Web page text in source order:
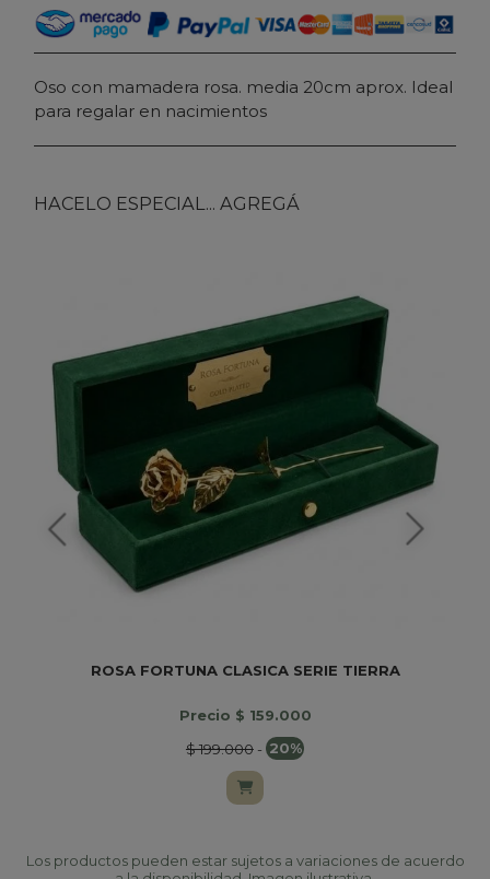
Oso con mamadera rosa. media 20cm aprox. Ideal
para regalar en nacimientos
HACELO ESPECIAL... AGREGÁ
ROSA FORTUNA CLASICA SERIE TIERRA
Precio $ 159.000
$ 199.000- 20%
Los productos pueden estar sujetos a variaciones de acuerdo